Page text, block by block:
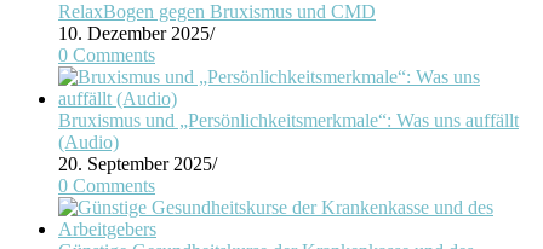
RelaxBogen gegen Bruxismus und CMD
10. Dezember 2025/
0 Comments
Bruxismus und „Persönlichkeitsmerkmale“: Was uns auffällt
(Audio)
20. September 2025/
0 Comments